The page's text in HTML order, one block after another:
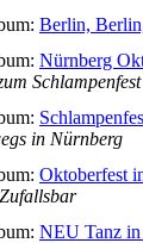
Berlin,
Nürnberg
Schlampenfest
in Nürnberg
Oktoberfest
NEU Tanz